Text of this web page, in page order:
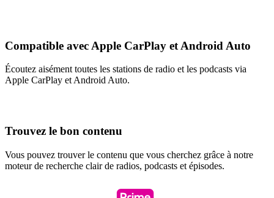
Compatible avec Apple CarPlay et Android Auto
Écoutez aisément toutes les stations de radio et les podcasts via
Apple CarPlay et Android Auto.
Trouvez le bon contenu
Vous pouvez trouver le contenu que vous cherchez grâce à notre
moteur de recherche clair de radios, podcasts et épisodes.